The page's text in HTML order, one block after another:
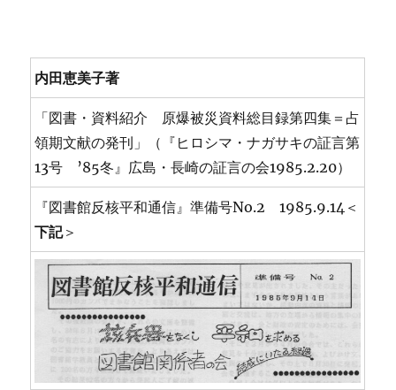
内田恵美子著
「図書・資料紹介 原爆被災資料総目録第四集＝占
領期文献の発刊」（『ヒロシマ・ナガサキの証言第
13号 ’85冬』広島・長崎の証言の会1985.2.20）
『図書館反核平和通信』準備号No.2 1985.9.14＜
下記＞